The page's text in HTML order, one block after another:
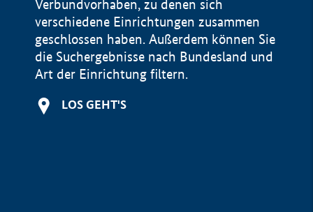
Verbundvorhaben, zu denen sich
verschiedene Einrichtungen zusammen
geschlossen haben. Außerdem können Sie
die Suchergebnisse nach Bundesland und
Art der Einrichtung filtern.
LOS GEHT'S